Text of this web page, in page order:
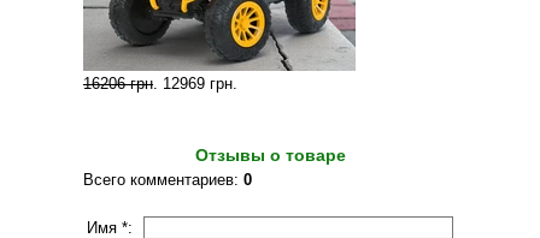
16206 грн. 12969 грн.
Отзывы о товаре
Всего комментариев: 0
Имя *: